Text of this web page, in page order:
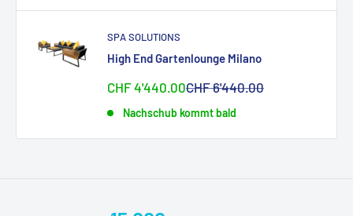
SPA SOLUTIONS
High End Gartenlounge Milano
Sonderpreis
CHF 4'440.00Normalpreis
CHF 6'440.00
Nachschub kommt bald